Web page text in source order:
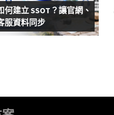
何建立 SSOT？讓官網、
服資料同步